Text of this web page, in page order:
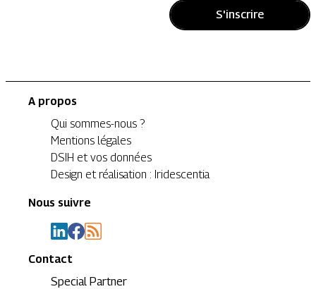
S'inscrire
A propos
Qui sommes-nous ?
Mentions légales
DSIH et vos données
Design et réalisation : Iridescentia
Nous suivre
Contact
Special Partner